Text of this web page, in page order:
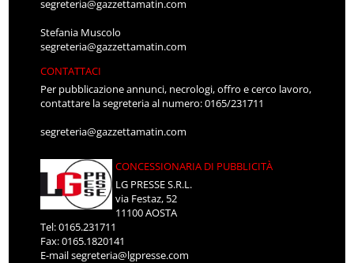
segreteria@gazzettamatin.com
Stefania Muscolo
segreteria@gazzettamatin.com
CONTATTACI
Per pubblicazione annunci, necrologi, offro e cerco lavoro,
contattare la segreteria al numero: 0165/231711
segreteria@gazzettamatin.com
CONCESSIONARIA DI PUBBLICITÀ
LG PRESSE S.R.L.
via Festaz, 52
11100 AOSTA
Tel: 0165.231711
Fax: 0165.1820141
E-mailsegreteria@lgpresse.com